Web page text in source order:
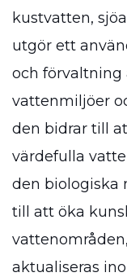
kustvatten,
utgör ett
och förvaltning
vattenmiljöer
den bidrar till
värdefulla
den biologiska
till att öka
aktualiseras